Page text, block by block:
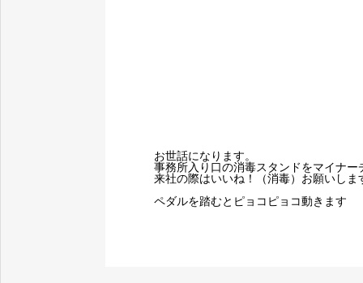
お世話になります。
事務所入り口の消毒スタンドをマイナー
来社の際はいいね！（消毒）お願いしま
ペダルを踏むとピョコピョコ動きます